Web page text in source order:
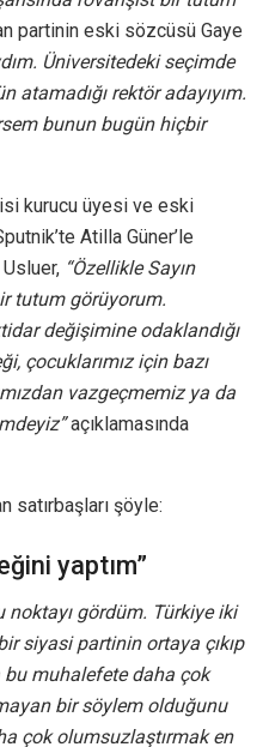
partinin eski sözcüsü Gaye
Üniversitedeki seçimde
atamadığı rektör adayıyım.
bunun bugün hiçbir
kurucu üyesi ve eski
Atilla Güner’le
“Özellikle Sayın
tutum görüyorum.
değişimine odaklandığı
çocuklarımız için bazı
vazgeçmemiz ya da
açıklamasında
satırbaşları şöyle:
yaptım”
noktayı gördüm. Türkiye iki
siyasi partinin ortaya çıkıp
bu muhalefete daha çok
bir söylem olduğunu
çok olumsuzlaştırmak en